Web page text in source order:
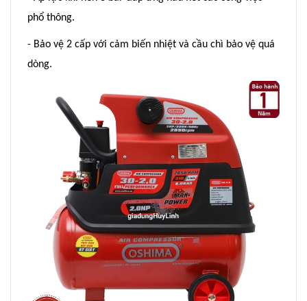
phổ thông.
- Bảo vệ 2 cấp với cảm biến nhiệt và cầu chì bảo vệ quá
dòng.